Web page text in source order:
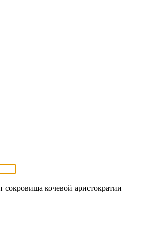
сокровища кочевой аристократии